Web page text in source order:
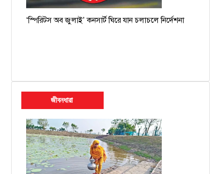
‘স্পিরিটস অব জুলাই’ কনসার্ট ঘিরে যান চলাচলে নির্দেশনা
জীবনধারা